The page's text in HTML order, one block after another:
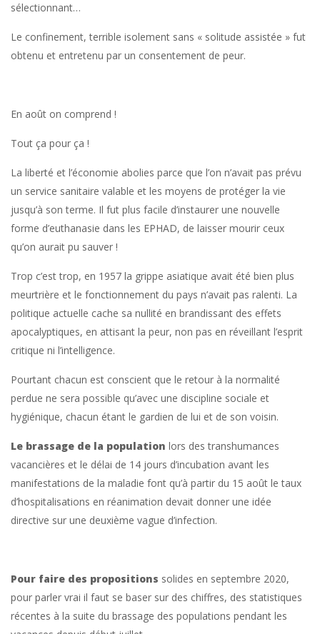
sélectionnant…
Le confinement, terrible isolement sans « solitude assistée » fut
obtenu et entretenu par un consentement de peur.
En août on comprend !
Tout ça pour ça !
La liberté et l’économie abolies parce que l’on n’avait pas prévu
un service sanitaire valable et les moyens de protéger la vie
jusqu’à son terme. Il fut plus facile d’instaurer une nouvelle
forme d’euthanasie dans les EPHAD, de laisser mourir ceux
qu’on aurait pu sauver !
Trop c’est trop, en 1957 la grippe asiatique avait été bien plus
meurtrière et le fonctionnement du pays n’avait pas ralenti. La
politique actuelle cache sa nullité en brandissant des effets
apocalyptiques, en attisant la peur, non pas en réveillant l’esprit
critique ni l’intelligence.
Pourtant chacun est conscient que le retour à la normalité
perdue ne sera possible qu’avec une discipline sociale et
hygiénique, chacun étant le gardien de lui et de son voisin.
Le brassage de la population lors des transhumances
vacancières et le délai de 14 jours d’incubation avant les
manifestations de la maladie font qu’à partir du 15 août le taux
d’hospitalisations en réanimation devait donner une idée
directive sur une deuxième vague d’infection.
Pour faire des propositions solides en septembre 2020,
pour parler vrai il faut se baser sur des chiffres, des statistiques
récentes à la suite du brassage des populations pendant les